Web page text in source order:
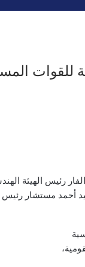
للقوات
رئيس الهيئة
أحمد مستشار رئيس